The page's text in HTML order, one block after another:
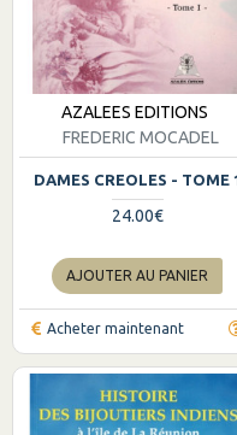
AZALEES EDITIONS
FREDERIC MOCADEL
DAMES CREOLES - TOME
24.00€
AJOUTER AU PANIER
Acheter maintenant